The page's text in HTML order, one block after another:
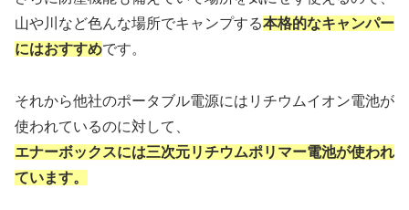
山や川など色んな場所でキャンプする本格的なキャンパー
にはおすすめです。
それから他社のポータブル電源にはリチウムイオン電池が
使われているのに対して、
エナーボックスには三次元リチウムポリマー電池が使われ
ています。